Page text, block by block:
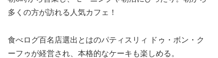
多くの方が訪れる人気カフェ！
食べログ百名店選出とはのパティスリィ ドゥ・ボン・ク
ーフゥが経営され、本格的なケーキも楽しめる。